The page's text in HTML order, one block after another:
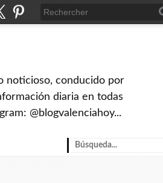
noticioso, conducido por
diaria en todas
@blogvalenciahoy...